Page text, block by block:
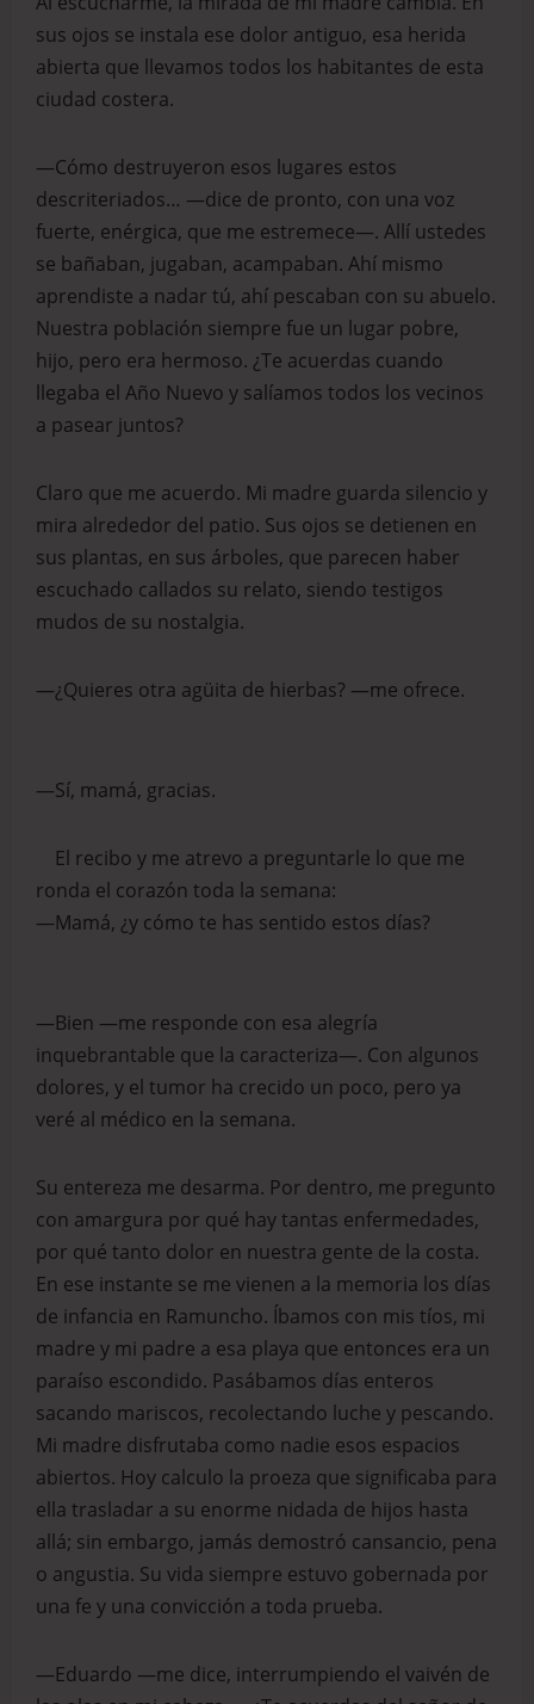
sus ojos se instala ese dolor antiguo, esa herida
abierta que llevamos todos los habitantes de esta
ciudad costera.
—Cómo destruyeron esos lugares estos
descriteriados… —dice de pronto, con una voz
fuerte, enérgica, que me estremece—. Allí ustedes
se bañaban, jugaban, acampaban. Ahí mismo
aprendiste a nadar tú, ahí pescaban con su abuelo.
Nuestra población siempre fue un lugar pobre,
hijo, pero era hermoso. ¿Te acuerdas cuando
llegaba el Año Nuevo y salíamos todos los vecinos
a pasear juntos?
Claro que me acuerdo. Mi madre guarda silencio y
mira alrededor del patio. Sus ojos se detienen en
sus plantas, en sus árboles, que parecen haber
escuchado callados su relato, siendo testigos
mudos de su nostalgia.
—¿Quieres otra agüita de hierbas? —me ofrece.
—Sí, mamá, gracias.
El recibo y me atrevo a preguntarle lo que me
ronda el corazón toda la semana:
—Mamá, ¿y cómo te has sentido estos días?
—Bien —me responde con esa alegría
inquebrantable que la caracteriza—. Con algunos
dolores, y el tumor ha crecido un poco, pero ya
veré al médico en la semana.
Su entereza me desarma. Por dentro, me pregunto
con amargura por qué hay tantas enfermedades,
por qué tanto dolor en nuestra gente de la costa.
En ese instante se me vienen a la memoria los días
de infancia en Ramuncho. Íbamos con mis tíos, mi
madre y mi padre a esa playa que entonces era un
paraíso escondido. Pasábamos días enteros
sacando mariscos, recolectando luche y pescando.
Mi madre disfrutaba como nadie esos espacios
abiertos. Hoy calculo la proeza que significaba para
ella trasladar a su enorme nidada de hijos hasta
allá; sin embargo, jamás demostró cansancio, pena
o angustia. Su vida siempre estuvo gobernada por
una fe y una convicción a toda prueba.
—Eduardo —me dice, interrumpiendo el vaivén de